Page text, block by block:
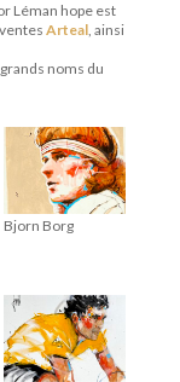
Léman hope est
Arteal, ainsi
noms du
Bjorn Borg